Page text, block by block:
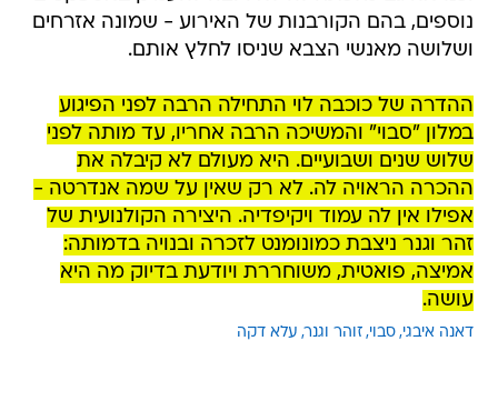
נוספים, בהם הקורבנות של האירוע - שמונה אזרחים
ושלושה מאנשי הצבא שניסו לחלץ אותם.
ההדרה של כוכבה לוי התחילה הרבה לפני הפיגוע
במלון "סבוי" והמשיכה הרבה אחריו, עד מותה לפני
שלוש שנים ושבועיים. היא מעולם לא קיבלה את
ההכרה הראויה לה. לא רק שאין על שמה אנדרטה -
אפילו אין לה עמוד ויקיפדיה. היצירה הקולנועית של
זהר וגנר ניצבת כמונומנט לזכרה ובנויה בדמותה:
אמיצה, פואטית, משוחררת ויודעת בדיוק מה היא
עושה.
דאנה איבגי סבוי זוהר וגנר עלא דקה